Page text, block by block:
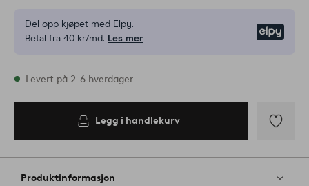
Del opp kjøpet med Elpy.
Betal fra 40 kr/md. Les mer
På lager
Levert på 2-6 hverdager
Legg i handlekurv
til
Produktinformasjon